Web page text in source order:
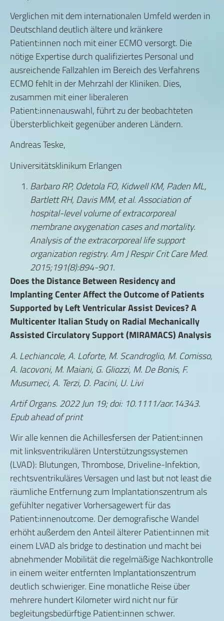
Verglichen mit dem internationalen Umfeld werden in
Deutschland deutlich ältere und kränkere
Patient:innen noch mit einer ECMO versorgt. Die
nötige Expertise durch qualifiziertes Personal und
ausreichende Fallzahlen im Bereich des Verfahrens
ECMO fehlt in der Mehrzahl der Kliniken. Dies,
zusammen mit einer liberaleren
Patient:innenauswahl, führt zu der beobachteten
Übersterblichkeit gegenüber anderen Ländern.
Andreas Teske,
Universitätsklinikum Erlangen
Barbaro RP, Odetola FO, Kidwell KM, Paden ML,
Bartlett RH, Davis MM, et al. Association of
hospital-level volume of extracorporeal
membrane oxygenation cases and mortality.
Analysis of the extracorporeal life support
organization registry. Am J Respir Crit Care Med.
2015;191(8):894-901.
Does the Distance Between Residency and
Implanting Center Affect the Outcome of Patients
Supported by Left Ventricular Assist Devices? A
Multicenter Italian Study on Radial Mechanically
Assisted Circulatory Support (MIRAMACS) Analysis
A. Lechiancole, A. Loforte, M. Scandroglio, M. Comisso,
A. Iacovoni, M. Maiani, G. Gliozzi, M. De Bonis, F.
Musumeci, A. Terzi, D. Pacini, U. Livi
Artif Organs. 2022 Jun 19; doi: 10.1111/aor.14343.
Epub ahead of print
Wir alle kennen die Achillesfersen der Patient:innen
mit linksventrikulären Unterstützungssystemen
(LVAD): Blutungen, Thrombose, Driveline-Infektion,
rechtsventrikuläres Versagen und last but not least die
räumliche Entfernung zum Implantationszentrum als
gefühlter negativer Vorhersagewert für das
Patient:innenoutcome. Der demografische Wandel
erhöht außerdem den Anteil älterer Patient:innen mit
einem LVAD als bridge to destination und macht bei
abnehmender Mobilität die regelmäßige Nachkontrolle
in einem weiter entfernten Implantationszentrum
deutlich schwieriger. Eine monatliche Reise über
mehrere hundert Kilometer wird nicht nur für
begleitungsbedürftige Patient:innen schwer.